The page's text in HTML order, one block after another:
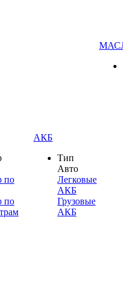
по
по
АКБ
Тип
Авто
Легковые
АКБ
Грузовые
АКБ